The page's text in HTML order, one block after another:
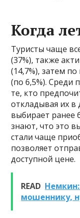
Когда
Туристы чаще
(37%), также
(14,7%), затем
(по 6,5%). Среди
те, кто
откладывая их в
выбирает ранее
знают, что это
стали чаще
позволяет
доступной цене.
READ
мошеннику,